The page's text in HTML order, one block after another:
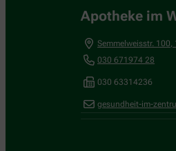
Apotheke im
Semmelweisstr. 100,
030 671974 28
030 63314236
gesundheit-im-